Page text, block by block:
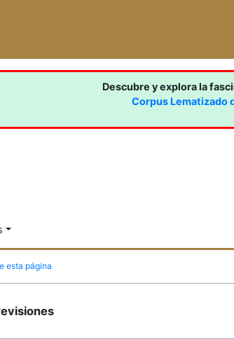
Descubre y explora la
Corpus Lematizado
esta página